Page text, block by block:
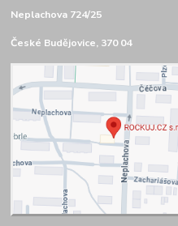
Neplachova 724/25
České Budějovice, 370 04